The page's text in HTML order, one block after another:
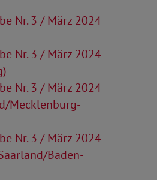
Nr. 3 / März 2024
Nr. 3 / März 2024
Nr. 3 / März 2024
Mecklenburg-
Nr. 3 / März 2024
Baden-